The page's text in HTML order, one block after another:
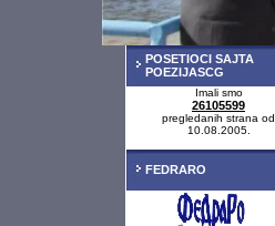
POSETIOCI SAJTA
POEZIJASCG
Imali smo
26105599
pregledanih strana od
10.08.2005.
FEDRARO